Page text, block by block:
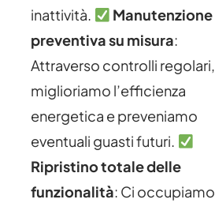
inattività.
Manutenzione
preventiva su misura:
Attraverso controlli regolari,
miglioriamo l’efficienza
energetica e preveniamo
eventuali guasti futuri.
Ripristino totale delle
funzionalità: Ci occupiamo